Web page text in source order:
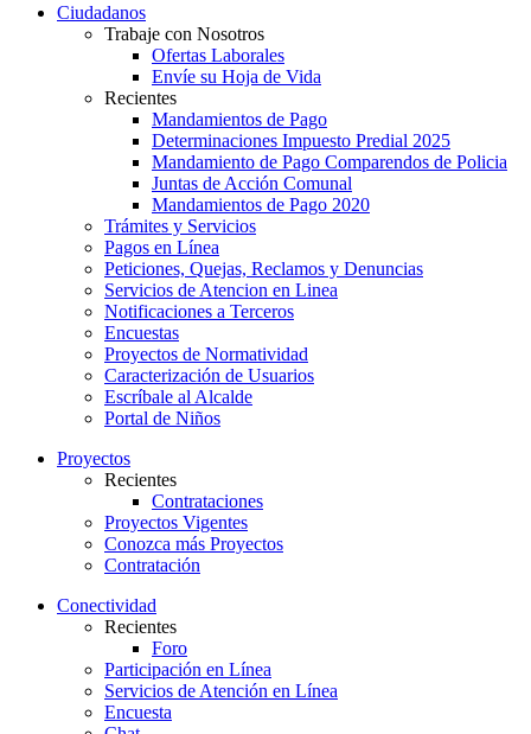
Ciudadanos
Trabaje con Nosotros
Ofertas Laborales
Envíe su Hoja de Vida
Recientes
Mandamientos de Pago
Determinaciones Impuesto Predial 2025
Mandamiento de Pago Comparendos de Policia
Juntas de Acción Comunal
Mandamientos de Pago 2020
Trámites y Servicios
Pagos en Línea
Peticiones, Quejas, Reclamos y Denuncias
Servicios de Atencion en Linea
Notificaciones a Terceros
Encuestas
Proyectos de Normatividad
Caracterización de Usuarios
Escríbale al Alcalde
Portal de Niños
Proyectos
Recientes
Contrataciones
Proyectos Vigentes
Conozca más Proyectos
Contratación
Conectividad
Recientes
Foro
Participación en Línea
Servicios de Atención en Línea
Encuesta